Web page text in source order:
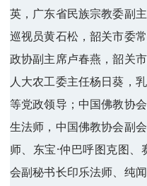
英，广东省民族宗教委副
巡视员黄石松，韶关市委
政协副主席卢春燕，韶关
人大农工委主任杨日葵，
等党政领导；中国佛教协
生法师，中国佛教协会副
师、东宝·仲巴呼图克图
会副秘书长印乐法师、纯